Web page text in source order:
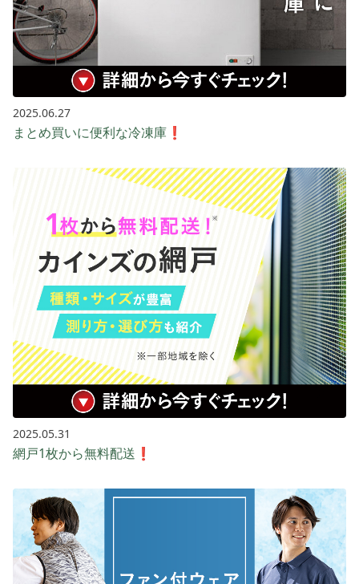
2025.06.27
まとめ買いに便利な冷凍庫❗
2025.05.31
網戸1枚から無料配送❗